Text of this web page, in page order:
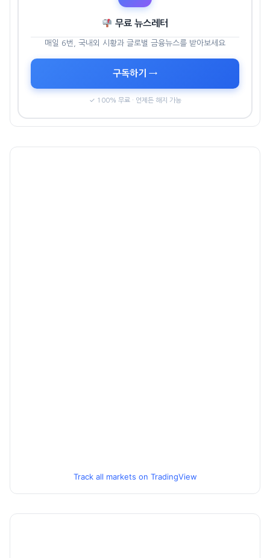
무료 뉴스레터
매일 6번, 국내외 시황과 글로벌 금융뉴스를 받아보세요
구독하기 →
✓ 100% 무료 · 언제든 해지 가능
Track all markets on TradingView